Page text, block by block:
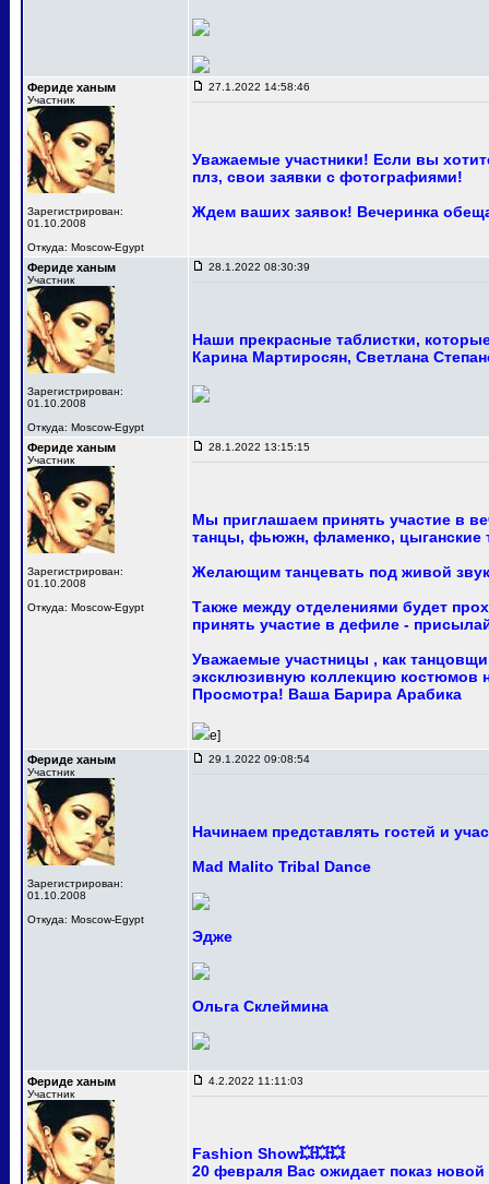
Фериде ханым
Участник
Зарегистрирован:
01.10.2008
Откуда: Moscow-Egypt
27.1.2022 14:58:46
Уважаемые участники! Если вы
плз, свои заявки с фотографиями!
Ждем ваших заявок! Вечеринка
Фериде ханым
Участник
Зарегистрирован:
01.10.2008
Откуда: Moscow-Egypt
28.1.2022 08:30:39
Наши прекрасные таблистки,
Карина Мартиросян, Светлана
Фериде ханым
Участник
Зарегистрирован:
01.10.2008
Откуда: Moscow-Egypt
28.1.2022 13:15:15
Мы приглашаем принять участие в
танцы, фьюжн, фламенко, цыганские
Желающим танцевать под живой
Также между отделениями будет
принять участие в дефиле -
Уважаемые участницы , как
эксклюзивную коллекцию костюмов
Просмотра! Ваша Барира Арабика
e]
Фериде ханым
Участник
Зарегистрирован:
01.10.2008
Откуда: Moscow-Egypt
29.1.2022 09:08:54
Начинаем представлять гостей и
Mad Malito Tribal Dance
Эдже
Ольга Склеймина
Фериде ханым
Участник
4.2.2022 11:11:03
Fashion Show💥💥💥
20 февраля Вас ожидает показ